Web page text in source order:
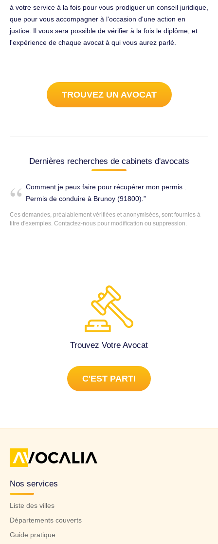
à votre service à la fois pour vous prodiguer un conseil juridique,
que pour vous accompagner à l'occasion d'une action en
justice. Il vous sera possible de vérifier à la fois le diplôme, et
l'expérience de chaque avocat à qui vous aurez parlé.
TROUVEZ UN AVOCAT
Dernières recherches de cabinets d'avocats
Comment je peux faire pour récupérer mon permis .
Permis de conduire à Brunoy (91800).
Ces demandes, préalablement vérifiées et anonymisées, sont fournies à
titre d'exemples. Contactez-nous pour modification ou suppression.
Trouvez Votre Avocat
C'EST PARTI
Nos services
Liste des villes
Départements couverts
Guide pratique